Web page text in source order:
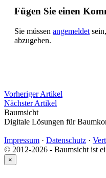
Fügen Sie einen
Sie müssen angemeldet
abzugeben.
Vorheriger Artikel
Nächster Artikel
Baumsicht
Digitale Lösungen für
Impressum · Datenschutz ·
© 2012-2026 - Baumsicht ist
×